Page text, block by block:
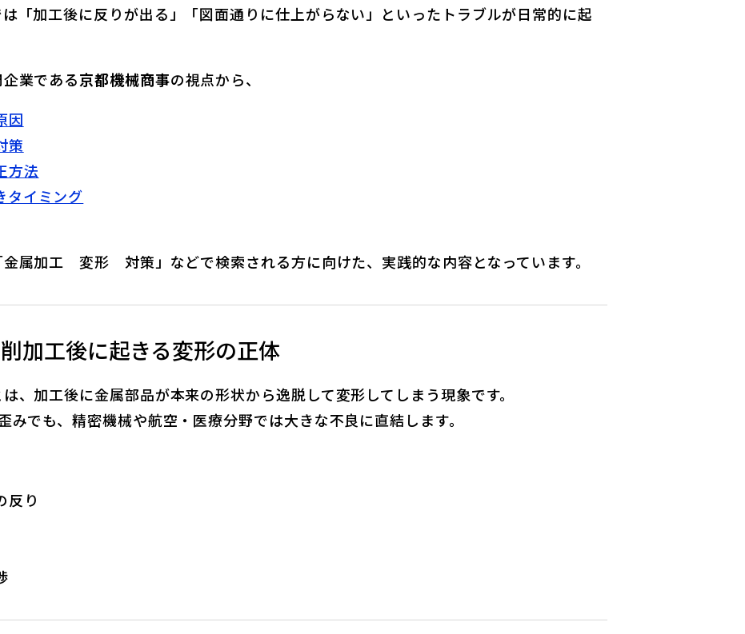
「加工後に反りが出る」「図面通りに仕上がらない」といったトラブルが日常的に起
業である京都機械商事の視点から、
因
策
方法
タイミング
属加工 変形 対策」などで検索される方に向けた、実践的な内容となっています。
加工後に起きる変形の正体
、加工後に金属部品が本来の形状から逸脱して変形してしまう現象です。
でも、精密機械や航空・医療分野では大きな不良に直結します。
反り